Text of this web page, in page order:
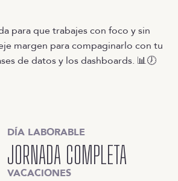
para que trabajes con foco y sin
margen para compaginarlo con tu
de datos y los dashboards. 📊🕖
DÍA LABORABLE
JORNADA COMPLETA
VACACIONES